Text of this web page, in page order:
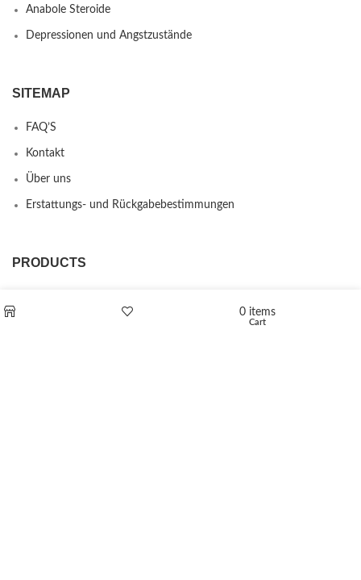
Anabole Steroide
Depressionen und Angstzustände
SITEMAP
FAQ’S
Kontakt
Über uns
Erstattungs- und Rückgabebestimmungen
PRODUCTS
0 items
Cart